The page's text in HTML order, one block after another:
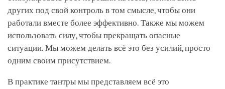
других под свой контроль в том смысле, чтобы они
работали вместе более эффективно. Также мы можем
использовать силу, чтобы прекращать опасные
ситуации. Мы можем делать всё это без усилий, просто
одним своим присутствием.
В практике тантры мы представляем всё это